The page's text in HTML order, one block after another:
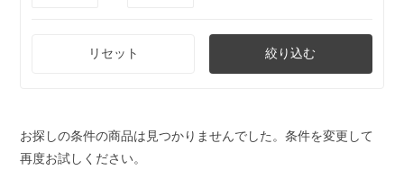
リセット 絞り込む
お探しの条件の商品は見つかりませんでした。条件を変更して
再度お試しください。